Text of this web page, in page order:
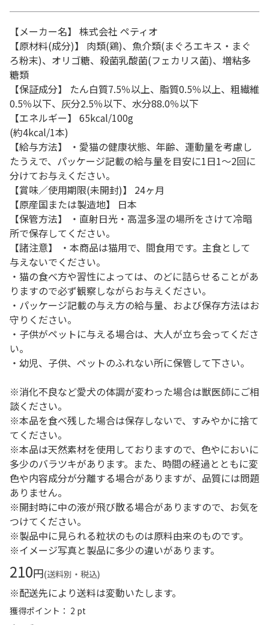
【メーカー名】 株式会社 ペティオ
【原材料(成分)】 肉類(鶏)、魚介類(まぐろエキス・まぐ
ろ粉末)、オリゴ糖、殺菌乳酸菌(フェカリス菌)、増粘多
糖類
【保証成分】 たん白質7.5％以上、脂質0.5％以上、粗繊維
0.5％以下、灰分2.5％以下、水分88.0％以下
【エネルギー】 65kcal/100g
(約4kcal/1本)
【給与方法】 ・愛猫の健康状態、年齢、運動量を考慮し
たうえで、パッケージ記載の給与量を目安に1日1～2回に
分けてお与えください。
【賞味／使用期限(未開封)】 24ヶ月
【原産国または製造地】 日本
【保管方法】 ・直射日光・高温多湿の場所をさけて冷暗
所で保存してください。
【諸注意】 ・本商品は猫用で、間食用です。主食として
与えないでください。
・猫の食べ方や習性によっては、のどに詰らせることがあ
りますので必ず観察しながらお与えください。
・パッケージ記載の与え方の給与量、および保存方法はお
守りください。
・子供がペットに与える場合は、大人が立ち会ってくださ
い。
・幼児、子供、ペットのふれない所に保管して下さい。
※消化不良など愛犬の体調が変わった場合は獣医師にご相
談ください。
※本品を食べ残した場合は保存しないで、すみやかに捨て
てください。
※本品は天然素材を使用しておりますので、色やにおいに
多少のバラツキがあります。また、時間の経過とともに変
色や内容成分が分離する場合がありますが、品質には問題
ありません。
※開封時に中の液が飛び散る場合がありますので、お気を
つけてください。
※製品中に見られる粒状のものは原料由来のものです。
※イメージ写真と製品に多少の違いがあります。
210円(送料別・税込)
※配送先により送料は変動いたします。
獲得ポイント： 2 pt